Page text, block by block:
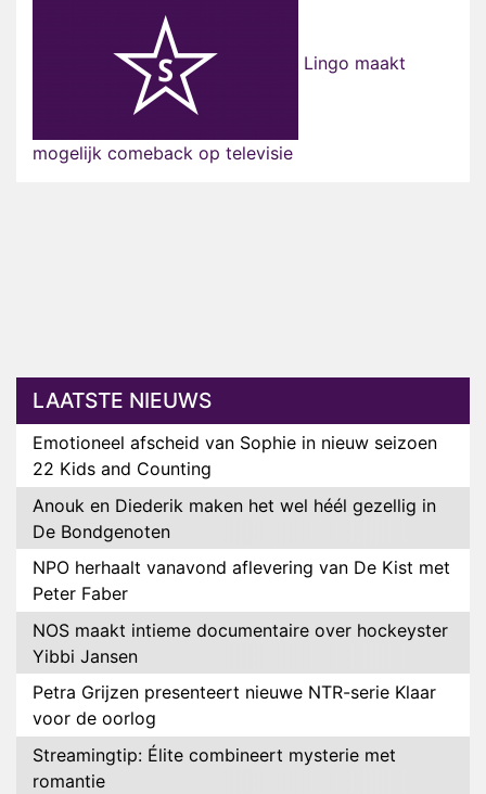
Lingo maakt
mogelijk comeback op televisie
LAATSTE NIEUWS
Emotioneel afscheid van Sophie in nieuw seizoen
22 Kids and Counting
Anouk en Diederik maken het wel héél gezellig in
De Bondgenoten
NPO herhaalt vanavond aflevering van De Kist met
Peter Faber
NOS maakt intieme documentaire over hockeyster
Yibbi Jansen
Petra Grijzen presenteert nieuwe NTR-serie Klaar
voor de oorlog
Streamingtip: Élite combineert mysterie met
romantie